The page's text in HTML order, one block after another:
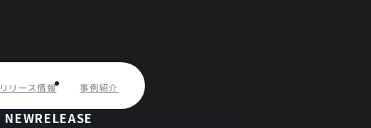
リリース情報 事例紹介
NEWRELEASE